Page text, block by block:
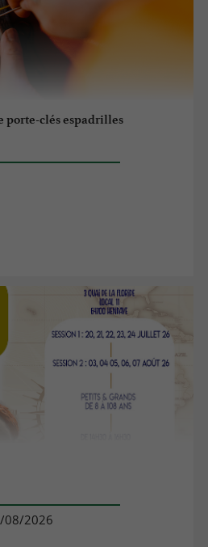
porte-clés espadrilles
08/2026